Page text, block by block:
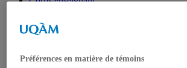
Professeur⸱e⸱s associé⸱e⸱s
Artistes ou pédagogues en résidence
Préférences en matière de témoins